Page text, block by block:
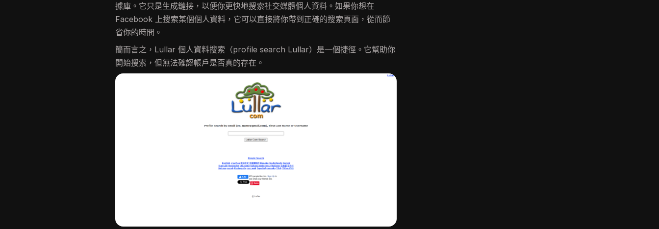
據庫。它只是生成鏈接，以便你更快地搜索社交媒體個人資料。如果你想在
Facebook 上搜索某個個人資料，它可以直接將你帶到正確的搜索頁面，從而節
省你的時間。
簡而言之，Lullar 個人資料搜索（profile search Lullar）是一個捷徑。它幫助你
開始搜索，但無法確認帳戶是否真的存在。